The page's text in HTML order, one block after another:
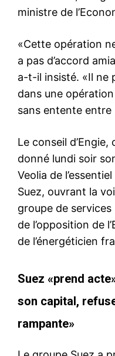
ministre de
«Cette opération
a pas d’accord
a-t-il insisté. «Il ne
dans une
sans entente entre
Le conseil d’Engie,
donné lundi soir
Veolia de
Suez, ouvrant la
groupe de
de l’opposition de
de l’énergéticien
Suez «prend
son capital,
rampante»